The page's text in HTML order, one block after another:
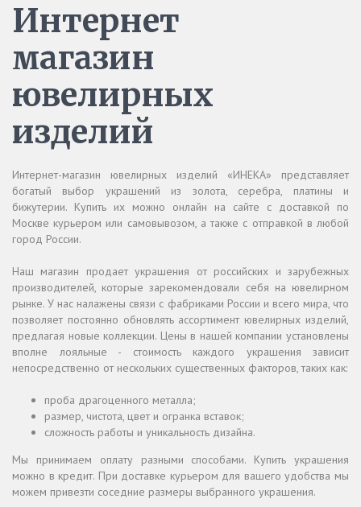
Интернет
магазин
ювелирных
изделий
Интернет-магазин ювелирных изделий «ИНЕКА» представляет
богатый выбор украшений из золота, серебра, платины и
бижутерии. Купить их можно онлайн на сайте с доставкой по
Москве курьером или самовывозом, а также с отправкой в любой
город России.
Наш магазин продает украшения от российских и зарубежных
производителей, которые зарекомендовали себя на ювелирном
рынке. У нас налажены связи с фабриками России и всего мира, что
позволяет постоянно обновлять ассортимент ювелирных изделий,
предлагая новые коллекции. Цены в нашей компании установлены
вполне лояльные - стоимость каждого украшения зависит
непосредственно от нескольких существенных факторов, таких как:
проба драгоценного металла;
размер, чистота, цвет и огранка вставок;
сложность работы и уникальность дизайна.
Мы принимаем оплату разными способами. Купить украшения
можно в кредит. При доставке курьером для вашего удобства мы
можем привезти соседние размеры выбранного украшения.